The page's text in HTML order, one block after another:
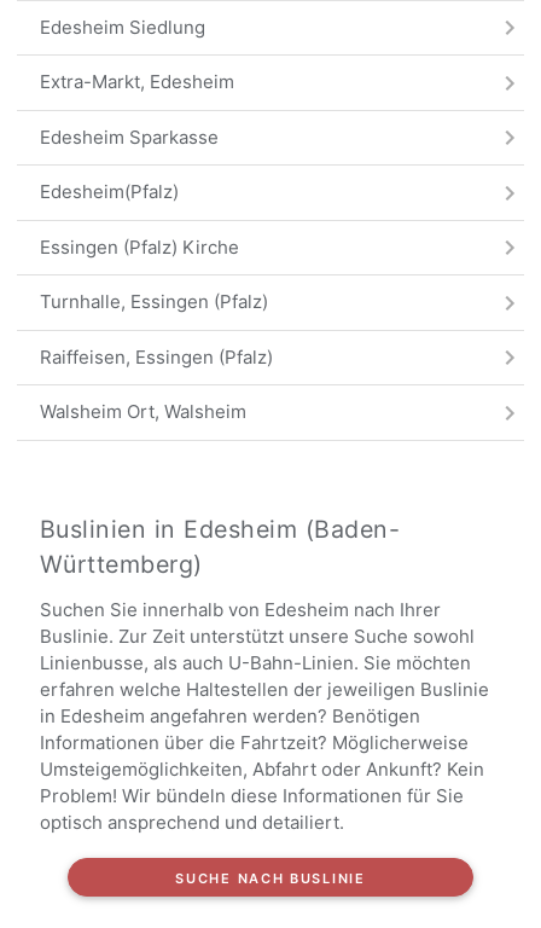
Edesheim Siedlung
Extra-Markt, Edesheim
Edesheim Sparkasse
Edesheim(Pfalz)
Essingen (Pfalz) Kirche
Turnhalle, Essingen (Pfalz)
Raiffeisen, Essingen (Pfalz)
Walsheim Ort, Walsheim
Trifelsstraße, Essingen (Pfalz)
Alle Haltestellen
Buslinien in Edesheim (Baden-
Württemberg)
Suchen Sie innerhalb von Edesheim nach Ihrer
Buslinie. Zur Zeit unterstützt unsere Suche sowohl
Linienbusse, als auch U-Bahn-Linien. Sie möchten
erfahren welche Haltestellen der jeweiligen Buslinie
in Edesheim angefahren werden? Benötigen
Informationen über die Fahrtzeit? Möglicherweise
Umsteigemöglichkeiten, Abfahrt oder Ankunft? Kein
Problem! Wir bündeln diese Informationen für Sie
optisch ansprechend und detailiert.
SUCHE NACH BUSLINIE